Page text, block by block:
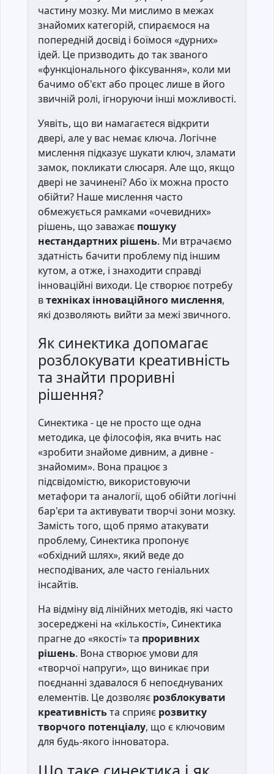
частину мозку. Ми мислимо в межах
знайомих категорій, спираємося на
попередній досвід і боїмося «дурних»
ідей. Це призводить до так званого
«функціонального фіксування», коли ми
бачимо об'єкт або процес лише в його
звичній ролі, ігноруючи інші можливості.
Уявіть, що ви намагаєтеся відкрити
двері, але у вас немає ключа. Логічне
мислення підказує шукати ключ, зламати
замок, покликати слюсаря. Але що, якщо
двері не зачинені? Або їх можна просто
обійти? Наше мислення часто
обмежується рамками «очевидних»
рішень, що заважає пошуку
нестандартних рішень. Ми втрачаємо
здатність бачити проблему під іншим
кутом, а отже, і знаходити справді
інноваційні виходи. Це створює потребу
втехніках інноваційного мислення,
які дозволяють вийти за межі звичного.
Як синектика допомагає
розблокувати креативність
та знайти проривні
рішення?
Синектика - це не просто ще одна
методика, це філософія, яка вчить нас
«зробити знайоме дивним, а дивне -
знайомим». Вона працює з
підсвідомістю, використовуючи
метафори та аналогії, щоб обійти логічні
бар'єри та активувати творчі зони мозку.
Замість того, щоб прямо атакувати
проблему, Синектика пропонує
«обхідний шлях», який веде до
несподіваних, але часто геніальних
інсайтів.
На відміну від лінійних методів, які часто
зосереджені на «кількості», Синектика
прагне до «якості» та проривних
рішень. Вона створює умови для
«творчої напруги», що виникає при
поєднанні здавалося б непоєднуваних
елементів. Це дозволяє розблокувати
креативністьта сприяє розвитку
творчого потенціалу, що є ключовим
для будь-якого інноватора.